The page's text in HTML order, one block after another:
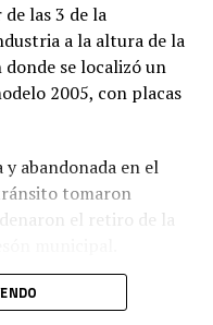
las 3 de la
a la altura de la
se localizó un
2005, con placas
abandonada en el
tomaron
el retiro de la